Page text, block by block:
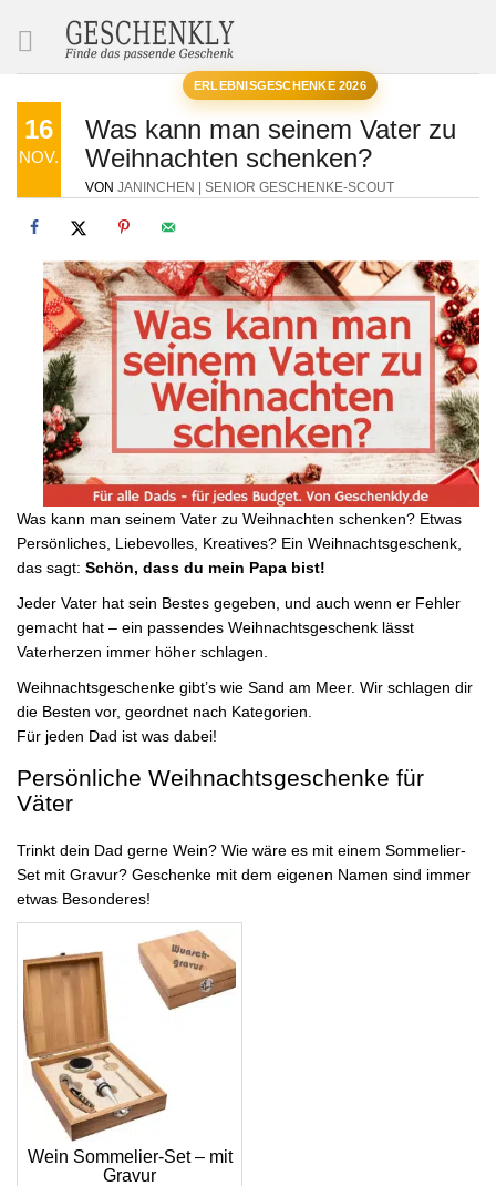
ERLEBNISGESCHENKE 2026
16
NOV.
Was kann man seinem Vater zu
Weihnachten schenken?
VON JANINCHEN | SENIOR GESCHENKE-SCOUT
Was kann man seinem Vater zu Weihnachten schenken? Etwas
Persönliches, Liebevolles, Kreatives? Ein Weihnachtsgeschenk,
das sagt: Schön, dass du mein Papa bist!
Jeder Vater hat sein Bestes gegeben, und auch wenn er Fehler
gemacht hat – ein passendes Weihnachtsgeschenk lässt
Vaterherzen immer höher schlagen.
Weihnachtsgeschenke gibt’s wie Sand am Meer. Wir schlagen dir
die Besten vor, geordnet nach Kategorien.
Für jeden Dad ist was dabei!
Persönliche Weihnachtsgeschenke für
Väter
Trinkt dein Dad gerne Wein? Wie wäre es mit einem Sommelier-
Set mit Gravur? Geschenke mit dem eigenen Namen sind immer
etwas Besonderes!
Wein Sommelier-Set – mit
Gravur